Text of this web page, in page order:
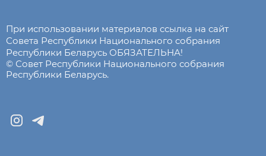
При использовании материалов ссылка на сайт
Совета Республики Национального собрания
Республики Беларусь ОБЯЗАТЕЛЬНА!
© Совет Республики Национального собрания
Республики Беларусь.